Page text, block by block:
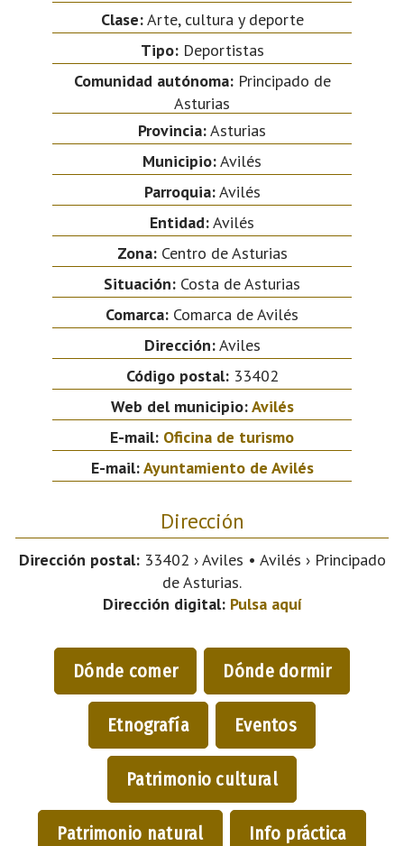
Clase:Arte, cultura y deporte
Tipo:Deportistas
Comunidad autónoma:Principado de
Asturias
Provincia:Asturias
Municipio:Avilés
Parroquia:Avilés
Entidad:Avilés
Zona:Centro de Asturias
Situación: Costa de Asturias
Comarca: Comarca de Avilés
Dirección:Aviles
Código postal:33402
Web del municipio:Avilés
E-mail: Oficina de turismo
E-mail:Ayuntamiento de Avilés
Dirección
Dirección postal:33402 › Aviles • Avilés › Principado
de Asturias.
Dirección digital: Pulsa aquí
Dónde comer Dónde dormir
Etnografía Eventos
Patrimonio cultural
Patrimonio natural Info práctica